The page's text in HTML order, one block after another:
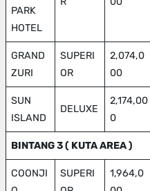
PARK
HOTEL
GRAND
ZURI
SUPERI
OR
2,074,0
00
SUN
ISLAND
DELUXE
2,174,00
0
BINTANG 3 ( KUTA AREA )
COONJI
SUPERI
1,964,0